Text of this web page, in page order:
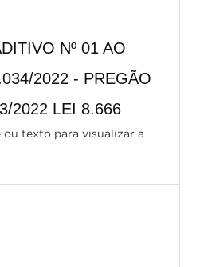
Nº 01 AO
2022 - PREGÃO
2022 LEI 8.666
ou texto para visualizar a